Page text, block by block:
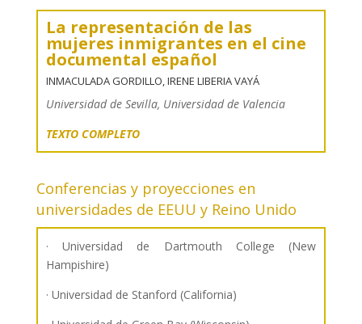
La representación de las
mujeres inmigrantes en el cine
documental español
INMACULADA GORDILLO, IRENE LIBERIA VAYÁ
Universidad de Sevilla, Universidad de Valencia
TEXTO COMPLETO
Conferencias y proyecciones en
universidades de EEUU y Reino Unido
· Universidad de Dartmouth College (New
Hampishire)
· Universidad de Stanford (California)